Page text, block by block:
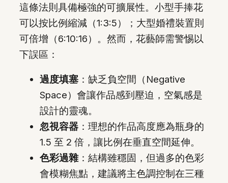
這條法則具備極強的可擴展性。小型手捧花
可以按比例縮減（1:3:5）；大型婚禮裝置則
可倍增（6:10:16）。然而，花藝師需警惕以
下誤區：
過度填塞 ：缺乏負空間（Negative
Space）會讓作品感到壓迫，空氣感是
設計的靈魂。
忽視容器 ：理想的作品高度應為瓶身的
1.5 至 2 倍，讓比例在垂直空間延伸。
色彩過雜：結構雖穩固，但過多的色彩
會模糊焦點，建議將主色調控制在三種